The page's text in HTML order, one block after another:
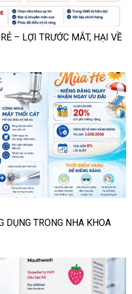
– LỢI TRƯỚC MẮT, HẠI VỀ
DỤNG TRONG NHA KHOA